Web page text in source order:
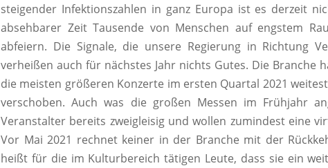
steigender Infektionszahlen in ganz Europa ist es derzeit
absehbarer Zeit Tausende von Menschen auf engstem
abfeiern. Die Signale, die unsere Regierung in Richtung
verheißen auch für nächstes Jahr nichts Gutes. Die Branche
die meisten größeren Konzerte im ersten Quartal 2021
verschoben. Auch was die großen Messen im Frühjahr
Veranstalter bereits zweigleisig und wollen zumindest eine
Vor Mai 2021 rechnet keiner in der Branche mit der
heißt für die im Kulturbereich tätigen Leute, dass sie ein